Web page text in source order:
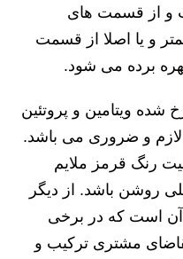
و از قسمت های
و یا اصلا از قسمت
برده می شود.
ویتامین و پروتئین
و ضروری می باشد.
رنگ قرمز ملایم
روشن باشد. از دیگر
است که در برخی
مشتری ترکیب و